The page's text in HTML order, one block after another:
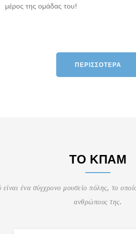
μέρος της ομάδας του!
ΠΕΡΙΣΣΌΤΕΡΑ
ΤΟ ΚΠΑΜ
ένα σύγχρονο μουσείο πόλης, το
ανθρώπους της.